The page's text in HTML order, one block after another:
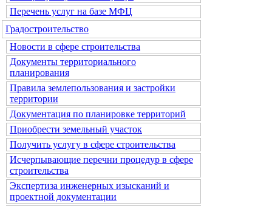
Перечень услуг на базе МФЦ
Градостроительство
Новости в сфере строительства
Документы территориального
планирования
Правила землепользования и застройки
территории
Документация по планировке территорий
Приобрести земельный участок
Получить услугу в сфере строительства
Исчерпывающие перечни процедур в сфере
строительства
Экспертиза инженерных изысканий и
проектной документации